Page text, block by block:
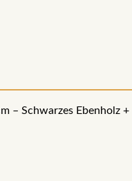
– Schwarzes Ebenholz